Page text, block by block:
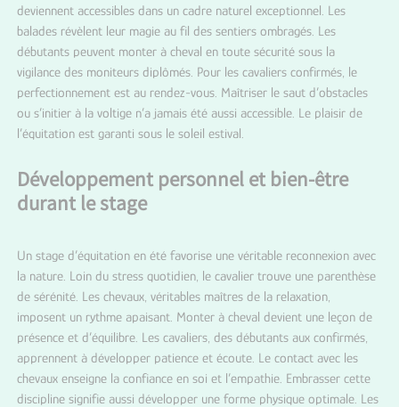
deviennent accessibles dans un cadre naturel exceptionnel. Les
balades révèlent leur magie au fil des sentiers ombragés. Les
débutants peuvent monter à cheval en toute sécurité sous la
vigilance des moniteurs diplômés. Pour les cavaliers confirmés, le
perfectionnement est au rendez-vous. Maîtriser le saut d’obstacles
ou s’initier à la voltige n’a jamais été aussi accessible. Le plaisir de
l’équitation est garanti sous le soleil estival.
Développement personnel et bien-être
durant le stage
Un stage d’équitation en été favorise une véritable reconnexion avec
la nature. Loin du stress quotidien, le cavalier trouve une parenthèse
de sérénité. Les chevaux, véritables maîtres de la relaxation,
imposent un rythme apaisant. Monter à cheval devient une leçon de
présence et d’équilibre. Les cavaliers, des débutants aux confirmés,
apprennent à développer patience et écoute. Le contact avec les
chevaux enseigne la confiance en soi et l’empathie. Embrasser cette
discipline signifie aussi développer une forme physique optimale. Les